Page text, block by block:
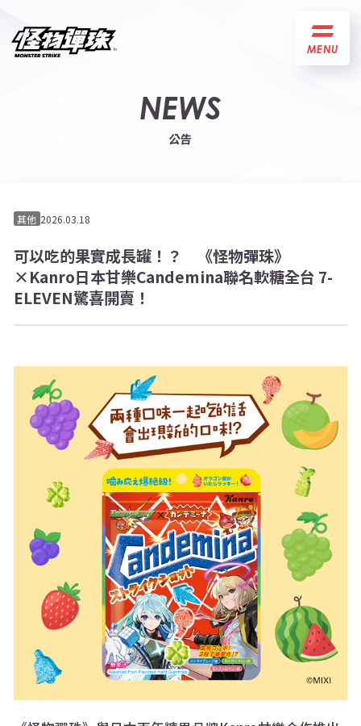
MENU
NEWS
公告
其他 2026.03.18
可以吃的果實成長罐！？ 《怪物彈珠》
×Kanro日本甘樂Candemina聯名軟糖全台 7-
ELEVEN驚喜開賣！